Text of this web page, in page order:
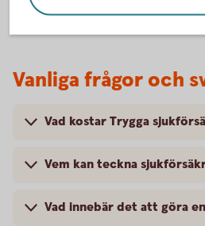
Vanliga frågor och
Vad kostar Trygga
Vem kan teckna
Vad innebär det att göra